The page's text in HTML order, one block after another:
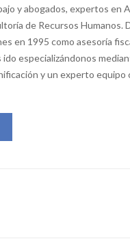
y abogados, expertos en
de Recursos Humanos.
en 1995 como asesoría
ido especializándonos
y un experto equipo